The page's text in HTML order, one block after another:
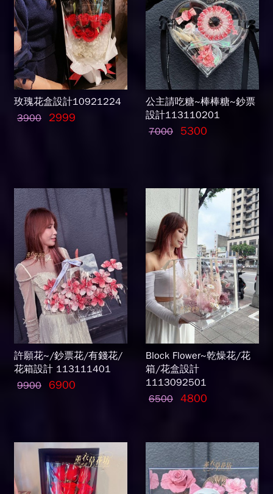
玫瑰花盒設計10921224
3900
2999
公主請吃糖~棒棒糖~鈔票
設計113110201
7000
5300
許願花~/鈔票花/有錢花/
花箱設計 113111401
9900 6900
Block Flower~乾燥花/花
箱/花盒設計
1113092501
6500 4800